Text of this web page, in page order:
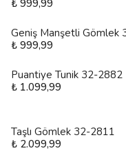
₺ 999,99
Geniş Manşetli Gömlek
₺ 999,99
Puantiye Tunik 32-2882
₺ 1.099,99
Taşlı Gömlek 32-2811
₺ 2.099,99